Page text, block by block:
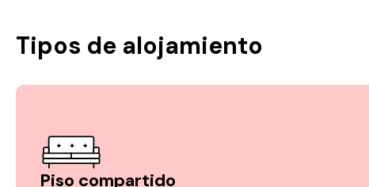
Tipos de alojamiento
Piso compartido